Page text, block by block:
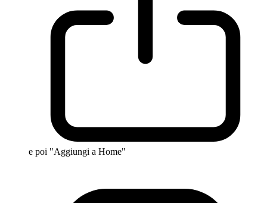
e poi "Aggiungi a Home"